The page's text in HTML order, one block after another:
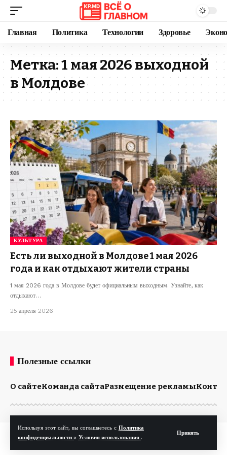
Используя этот сайт, вы соглашаетесь с Политика
конфиденциальности и Условия использования .
Принять
Главная Политика Технологии Здоровье
Метка:1 мая 2026 выходной
в Молдове
КУЛЬТУРА
Есть ли выходной в Молдове 1 мая 2026
года и как отдыхают жители страны
1 мая 2026 года в Молдове будет официальным выходным. Узнайте, как
отдыхают…
25 апреля 2026
Полезные ссылки
О сайтеКоманда сайтаРазмещение рекламы
© Kp.md. Все права защищены.